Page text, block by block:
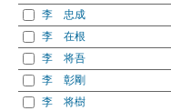
李 忠成
李 在根
李 将吾
李 彰剛
李 将樹